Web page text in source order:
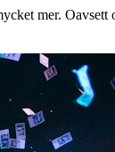
mer.